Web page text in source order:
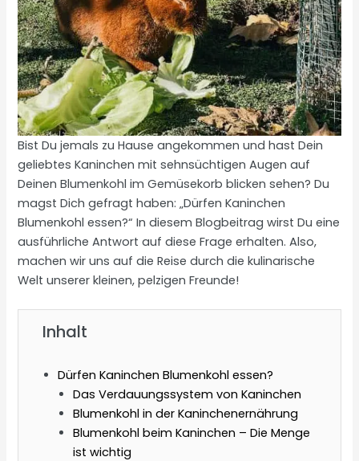
Bist Du jemals zu Hause angekommen und hast Dein
geliebtes Kaninchen mit sehnsüchtigen Augen auf
Deinen Blumenkohl im Gemüsekorb blicken sehen? Du
magst Dich gefragt haben: „Dürfen Kaninchen
Blumenkohl essen?“ In diesem Blogbeitrag wirst Du eine
ausführliche Antwort auf diese Frage erhalten. Also,
machen wir uns auf die Reise durch die kulinarische
Welt unserer kleinen, pelzigen Freunde!
Inhalt
Dürfen Kaninchen Blumenkohl essen?
Das Verdauungssystem von Kaninchen
Blumenkohl in der Kaninchenernährung
Blumenkohl beim Kaninchen – Die Menge
ist wichtig